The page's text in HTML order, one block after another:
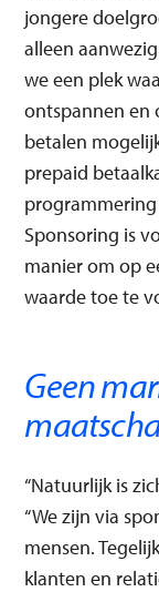
jongere
alleen
we een plek
ontspannen en
betalen
prepaid
Sponsoring is
manier om op
waarde toe te
Geen
“Natuurlijk is
“We zijn via
mensen.
klanten en